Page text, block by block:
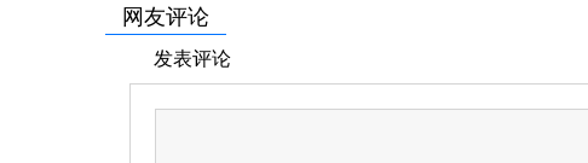
网友评论
发表评论